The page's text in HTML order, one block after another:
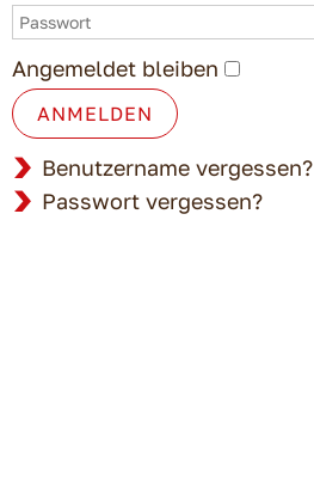
Angemeldet bleiben
ANMELDEN
Benutzername vergessen?
Passwort vergessen?